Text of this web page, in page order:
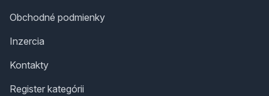
Obchodné podmienky
Inzercia
Kontakty
Register kategórii